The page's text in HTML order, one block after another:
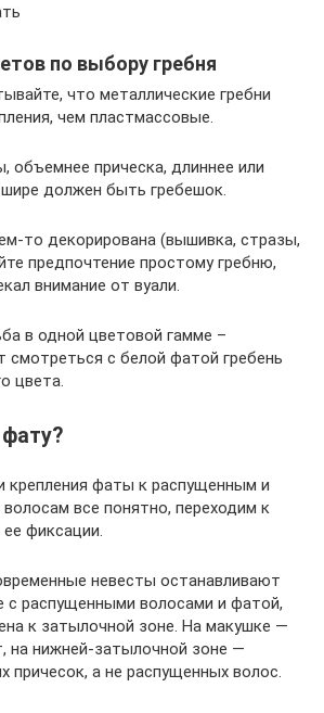
по выбору гребня
что металлические гребни
чем пластмассовые.
объемнее прическа, длиннее или
должен быть гребешок.
то декорирована (вышивка, стразы,
предпочтение простому гребню,
внимание от вуали.
в одной цветовой гамме –
смотреться с белой фатой гребень
цвета.
крепления фаты к распущенным и
все понятно, переходим к
фиксации.
невесты останавливают
с распущенными волосами и фатой,
к затылочной зоне. На макушке —
на нижней-затылочной зоне —
причесок, а не распущенных волос.